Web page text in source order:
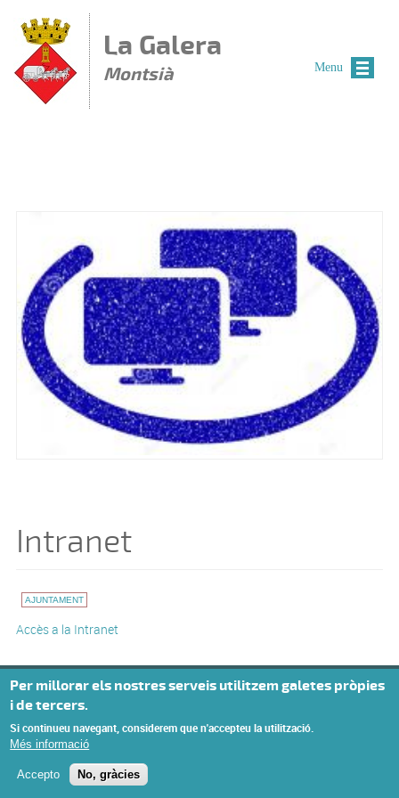
La Galera
Montsià
Intranet
AJUNTAMENT
Accès a la Intranet
© Missatge de Copyright
Menu
Per millorar els nostres serveis utilitzem galetes pròpies
i de tercers.
Si continueu navegant, considerem que n'accepteu la utilització.
Més informació
Accepto No, gràcies